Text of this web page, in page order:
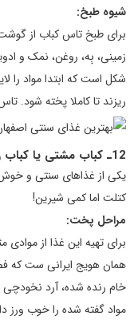
شیوه طبخ:
برای طبخ تاس کباب از
زمینی، بِه، روغن، نمک و
شکل است که ابتدا مواد را
ریزند تا کاملا پخته شود.
12ـ کباب مشتی یا کباب زردک اصفهان
یکی از غذاهای سنتی و
کتلت اما کمی شیرین!
مراحل پخت:
برای تهیه این غذا از
همان هویج ایرانی ست که
خام رنده شده، آرد نخودچی
مواد گفته شده را خوب ورز